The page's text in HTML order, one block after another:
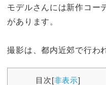
モデルさんには新作コー
があります。
撮影は、都内近郊で行わ
目次[非表示]